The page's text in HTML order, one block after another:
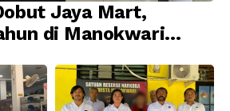
Jaya Mart,
di Manokwari
Papua Barat